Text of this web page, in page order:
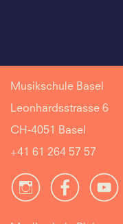
Musikschule Basel
Leonhardsstrasse 6
CH-4051 Basel
+41 61 264 57 57